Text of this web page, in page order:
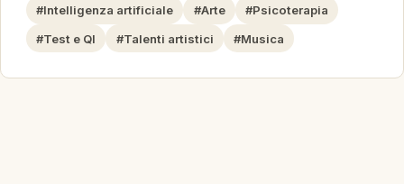
#Intelligenza artificiale
#Arte
#Psicoterapia
#Test e QI
#Talenti artistici #Musica